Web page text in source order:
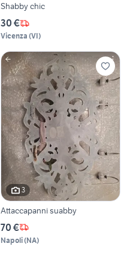
Shabby chic
30 €
Vicenza (VI)
3
Attaccapanni suabby
70 €
Napoli(NA)